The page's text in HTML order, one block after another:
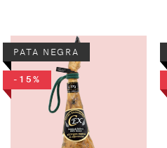
PATA NEGRA
-15%